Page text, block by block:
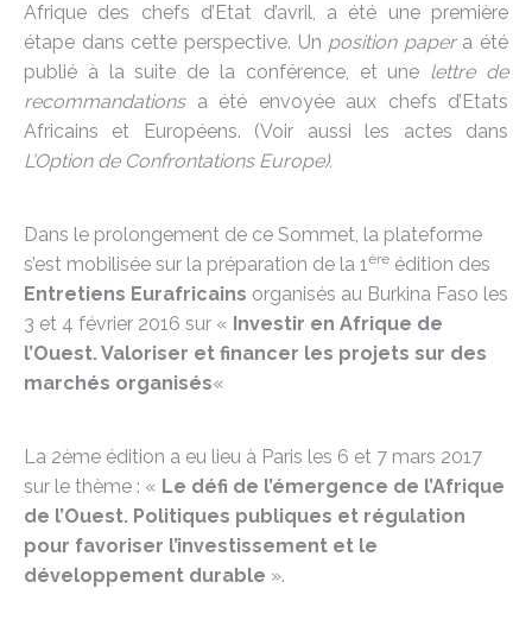
Afrique des chefs d’Etat d’avril, a été une première
étape dans cette perspective. Un position papera été
publié à la suite de la conférence, et une lettre de
recommandationsa été envoyée aux chefs d’Etats
Africains et Européens. (Voir aussi les actes dans
L’Option de Confrontations Europe).
Dans le prolongement de ce Sommet, la plateforme
s’est mobilisée sur la préparation de la 1ère édition des
Entretiens Eurafricains organisés au Burkina Faso les
3 et 4 février 2016 sur « Investir en Afrique de
l’Ouest. Valoriser et financer les projets sur des
marchés organisés«
La 2ème édition a eu lieu à Paris les 6 et 7 mars 2017
sur le thème : « Le défi de l’émergence de l’Afrique
de l’Ouest. Politiques publiques et régulation
pour favoriser l’investissement et le
développement durable ».